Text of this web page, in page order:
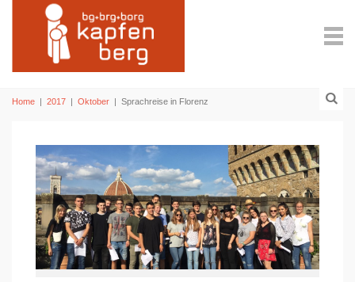
Home | 2017 | Oktober | Sprachreise in Florenz